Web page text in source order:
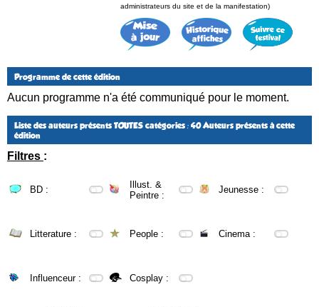
administrateurs du site et de la manifestation)
Programme de cette édition
Aucun programme n'a été communiqué pour le moment.
Liste des auteurs présents TOUTES catégories : 40 Auteurs présents à cette
édition
Filtres :
BD :
Illust. &
Peintre :
Jeunesse :
Litterature : People : Cinema :
Influenceur : Cosplay :